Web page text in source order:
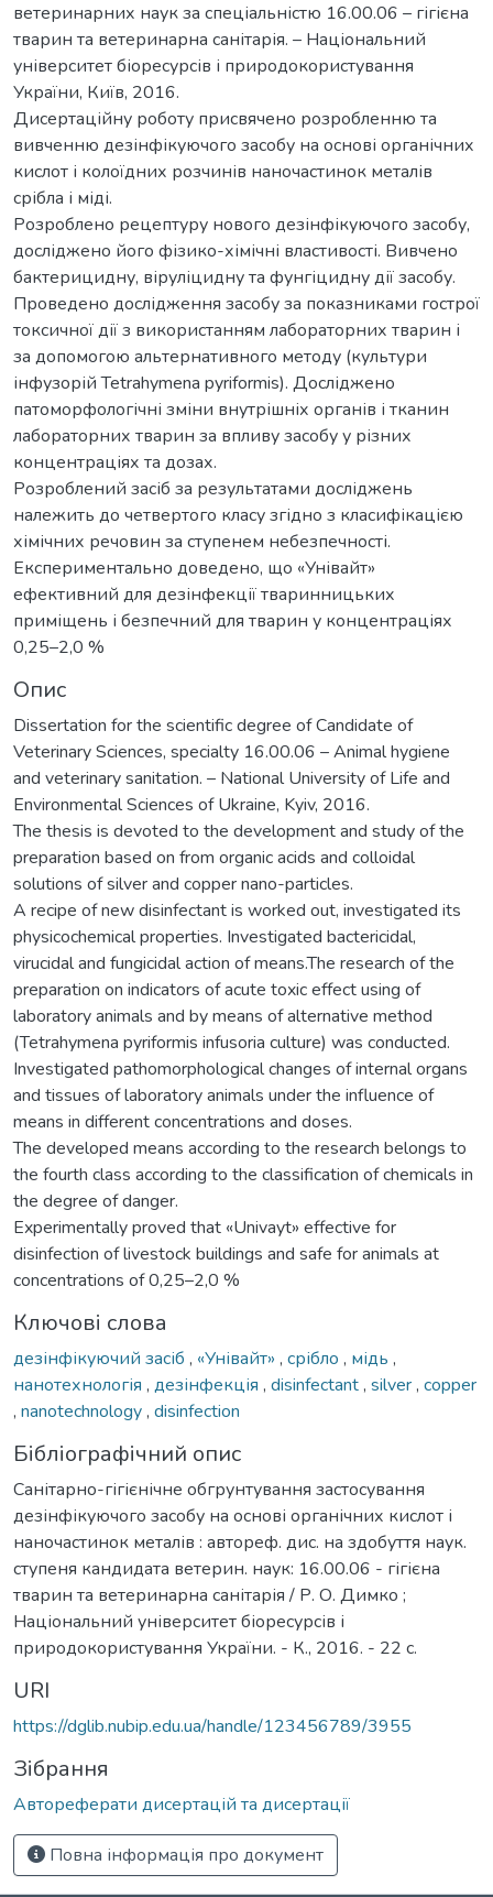
ветеринарних наук за спеціальністю 16.00.06 – гігієна
тварин та ветеринарна санітарія. – Національний
університет біоресурсів і природокористування
України, Київ, 2016.
Дисертаційну роботу присвячено розробленню та
вивченню дезінфікуючого засобу на основі органічних
кислот і колоїдних розчинів наночастинок металів
срібла і міді.
Розроблено рецептуру нового дезінфікуючого засобу,
досліджено його фізико-хімічні властивості. Вивчено
бактерицидну, віруліцидну та фунгіцидну дії засобу.
Проведено дослідження засобу за показниками гострої
токсичної дії з використанням лабораторних тварин і
за допомогою альтернативного методу (культури
інфузорій Tetrahymena pyriformis). Досліджено
патоморфологічні зміни внутрішніх органів і тканин
лабораторних тварин за впливу засобу у різних
концентраціях та дозах.
Розроблений засіб за результатами досліджень
належить до четвертого класу згідно з класифікацією
хімічних речовин за ступенем небезпечності.
Експериментально доведено, що «Унівайт»
ефективний для дезінфекції тваринницьких
приміщень і безпечний для тварин у концентраціях
0,25–2,0 %
Опис
Dissertation for the scientific degree of Candidate of
Veterinary Sciences, specialty 16.00.06 – Animal hygiene
and veterinary sanitation. – National University of Life and
Environmental Sciences of Ukraine, Kyiv, 2016.
The thesis is devoted to the development and study of the
preparation based on from organic acids and colloidal
solutions of silver and copper nano-particles.
A recipe of new disinfectant is worked out, investigated its
physicochemical properties. Investigated bactericidal,
virucidal and fungicidal action of means.The research of the
preparation on indicators of acute toxic effect using of
laboratory animals and by means of alternative method
(Tetrahymena pyriformis infusoria culture) was conducted.
Investigated pathomorphological changes of internal organs
and tissues of laboratory animals under the influence of
means in different concentrations and doses.
The developed means according to the research belongs to
the fourth class according to the classification of chemicals in
the degree of danger.
Experimentally proved that «Univayt» effective for
disinfection of livestock buildings and safe for animals at
concentrations of 0,25–2,0 %
Ключові слова
дезінфікуючий засіб , «Унівайт» , срібло , мідь ,
нанотехнологія , дезінфекція , disinfectant, silver, copper
, nanotechnology, disinfection
Бібліографічний опис
Санітарно-гігієнічне обгрунтування застосування
дезінфікуючого засобу на основі органічних кислот і
наночастинок металів : автореф. дис. на здобуття наук.
ступеня кандидата ветерин. наук: 16.00.06 - гігієна
тварин та ветеринарна санітарія / Р. О. Димко ;
Національний університет біоресурсів і
природокористування України. - К., 2016. - 22 с.
URI
https://dglib.nubip.edu.ua/handle/123456789/3955
Зібрання
Автореферати дисертацій та дисертації
Повна інформація про документ